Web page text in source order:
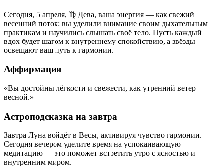
Сегодня, 5 апреля, ♍ Дева, ваша энергия — как свежий
весенний поток: вы уделили внимание своим дыхательным
практикам и научились слышать своё тело. Пусть каждый
вдох будет шагом к внутреннему спокойствию, а звёзды
освещают ваш путь к гармонии.
Аффирмация
«Вы достойны лёгкости и свежести, как утренний ветер
весной.»
Астроподсказка на завтра
Завтра Луна войдёт в Весы, активируя чувство гармонии.
Сегодня вечером уделите время на успокаивающую
медитацию — это поможет встретить утро с ясностью и
внутренним миром.